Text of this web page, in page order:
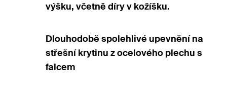
výšku, včetně díry v kožíšku.
Dlouhodobě spolehlivé upevnění na
střešní krytinu z ocelového plechu s
falcem